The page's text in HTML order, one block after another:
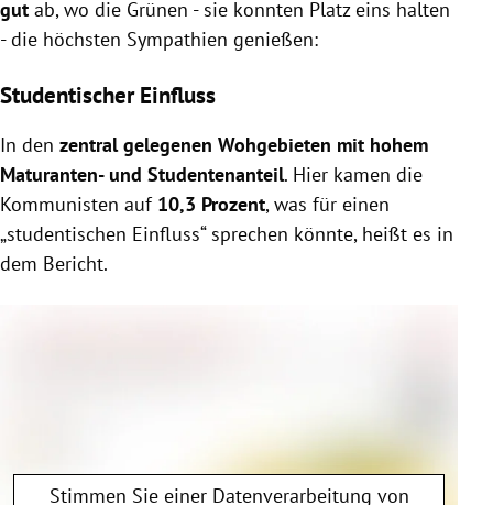
gut ab, wo die Grünen - sie konnten Platz eins halten
- die höchsten Sympathien genießen:
Studentischer Einfluss
In den zentral gelegenen Wohgebieten mit hohem
Maturanten- und Studentenanteil. Hier kamen die
Kommunisten auf 10,3 Prozent, was für einen
„studentischen Einfluss“ sprechen könnte, heißt es in
dem Bericht.
Stimmen Sie einer Datenverarbeitung von